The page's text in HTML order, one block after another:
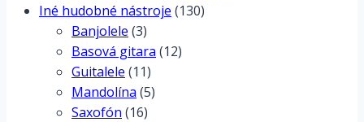
Iné hudobné nástroje (130)
Banjolele (3)
Basová gitara (12)
Guitalele (11)
Mandolína (5)
Saxofón (16)